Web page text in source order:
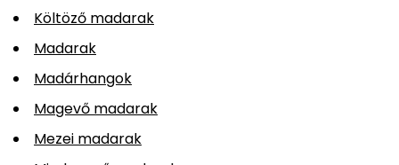
Költöző madarak
Madarak
Madárhangok
Magevő madarak
Mezei madarak